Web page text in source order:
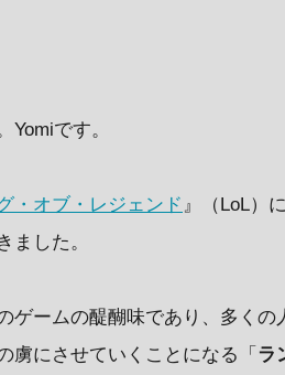
Yomiです。
・オブ・レジェンド 』（LoL）
ました。
ゲームの醍醐味であり、多く
虜にさせていくことになる「 ラ